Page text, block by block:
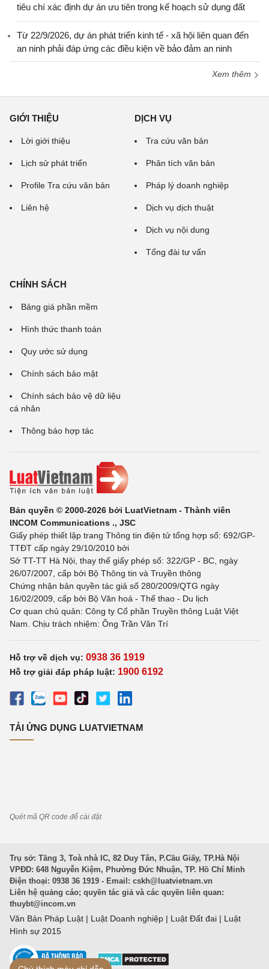
tiêu chí xác định dự án ưu tiên trong kế hoạch sử dụng đất
Từ 22/9/2026, dự án phát triển kinh tế - xã hội liên quan đến
an ninh phải đáp ứng các điều kiện về bảo đảm an ninh
Xem thêm
GIỚI THIỆU
Lời giới thiệu
Lịch sử phát triển
Profile Tra cứu văn bản
Liên hệ
DỊCH VỤ
Tra cứu văn bản
Phân tích văn bản
Pháp lý doanh nghiệp
Dịch vụ dịch thuật
Dịch vụ nội dung
Tổng đài tư vấn
CHÍNH SÁCH
Bảng giá phần mềm
Hình thức thanh toán
Quy ước sử dụng
Chính sách bảo mật
Chính sách bảo vệ dữ liệu
cá nhân
Thông báo hợp tác
Bản quyền © 2000-2026 bởi LuatVietnam - Thành viên
INCOM Communications ., JSC
Giấy phép thiết lập trang Thông tin điện tử tổng hợp số: 692/GP-
TTĐT cấp ngày 29/10/2010 bởi
Sở TT-TT Hà Nội, thay thế giấy phép số: 322/GP - BC, ngày
26/07/2007, cấp bởi Bộ Thông tin và Truyền thông
Chứng nhận bản quyền tác giả số 280/2009/QTG ngày
16/02/2009, cấp bởi Bộ Văn hoá - Thể thao - Du lịch
Cơ quan chủ quản: Công ty Cổ phần Truyền thông Luật Việt
Nam. Chịu trách nhiệm: Ông Trần Văn Trí
Hỗ trợ về dịch vụ: 0938 36 1919
Hỗ trợ giải đáp pháp luật: 1900 6192
TẢI ỨNG DỤNG LUATVIETNAM
Quét mã QR code để cài đặt
Trụ sở: Tầng 3, Toà nhà IC, 82 Duy Tân, P.Cầu Giấy, TP.Hà Nội
VPĐD: 648 Nguyễn Kiệm, Phường Đức Nhuận, TP. Hồ Chí Minh
Điện thoại: 0938 36 1919 - Email: cskh@luatvietnam.vn
Liên hệ quảng cáo; quyền tác giả và các quyền liên quan:
thuybt@incom.vn
Văn Bản Pháp Luật | Luật Doanh nghiệp | Luật Đất đai | Luật
Hình sự 2015